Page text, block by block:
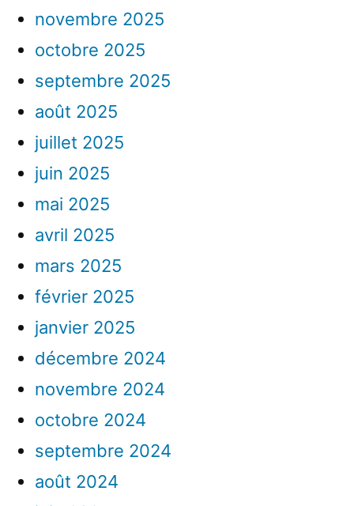
novembre 2025
octobre 2025
septembre 2025
août 2025
juillet 2025
juin 2025
mai 2025
avril 2025
mars 2025
février 2025
janvier 2025
décembre 2024
novembre 2024
octobre 2024
septembre 2024
août 2024